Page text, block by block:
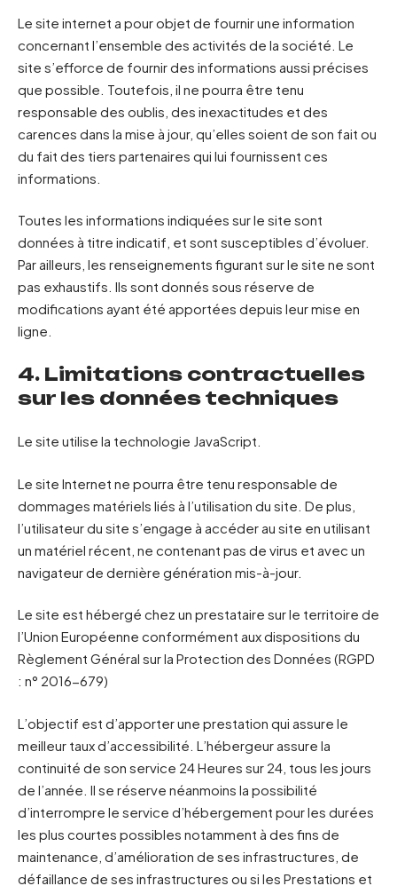
Le site internet a pour objet de fournir une information
concernant l’ensemble des activités de la société. Le
site s’efforce de fournir des informations aussi précises
que possible. Toutefois, il ne pourra être tenu
responsable des oublis, des inexactitudes et des
carences dans la mise à jour, qu’elles soient de son fait ou
du fait des tiers partenaires qui lui fournissent ces
informations.
Toutes les informations indiquées sur le site sont
données à titre indicatif, et sont susceptibles d’évoluer.
Par ailleurs, les renseignements figurant sur le site ne sont
pas exhaustifs. Ils sont donnés sous réserve de
modifications ayant été apportées depuis leur mise en
ligne.
4. Limitations contractuelles
sur les données techniques
Le site utilise la technologie JavaScript.
Le site Internet ne pourra être tenu responsable de
dommages matériels liés à l’utilisation du site. De plus,
l’utilisateur du site s’engage à accéder au site en utilisant
un matériel récent, ne contenant pas de virus et avec un
navigateur de dernière génération mis-à-jour.
Le site est hébergé chez un prestataire sur le territoire de
l’Union Européenne conformément aux dispositions du
Règlement Général sur la Protection des Données (RGPD
: n° 2016-679)
L’objectif est d’apporter une prestation qui assure le
meilleur taux d’accessibilité. L’hébergeur assure la
continuité de son service 24 Heures sur 24, tous les jours
de l’année. Il se réserve néanmoins la possibilité
d’interrompre le service d’hébergement pour les durées
les plus courtes possibles notamment à des fins de
maintenance, d’amélioration de ses infrastructures, de
défaillance de ses infrastructures ou si les Prestations et